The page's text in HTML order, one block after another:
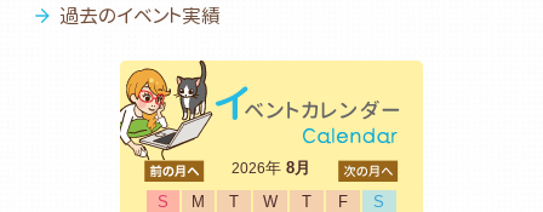
過去のイベント実績
2026年8月
S
M T W T F
S